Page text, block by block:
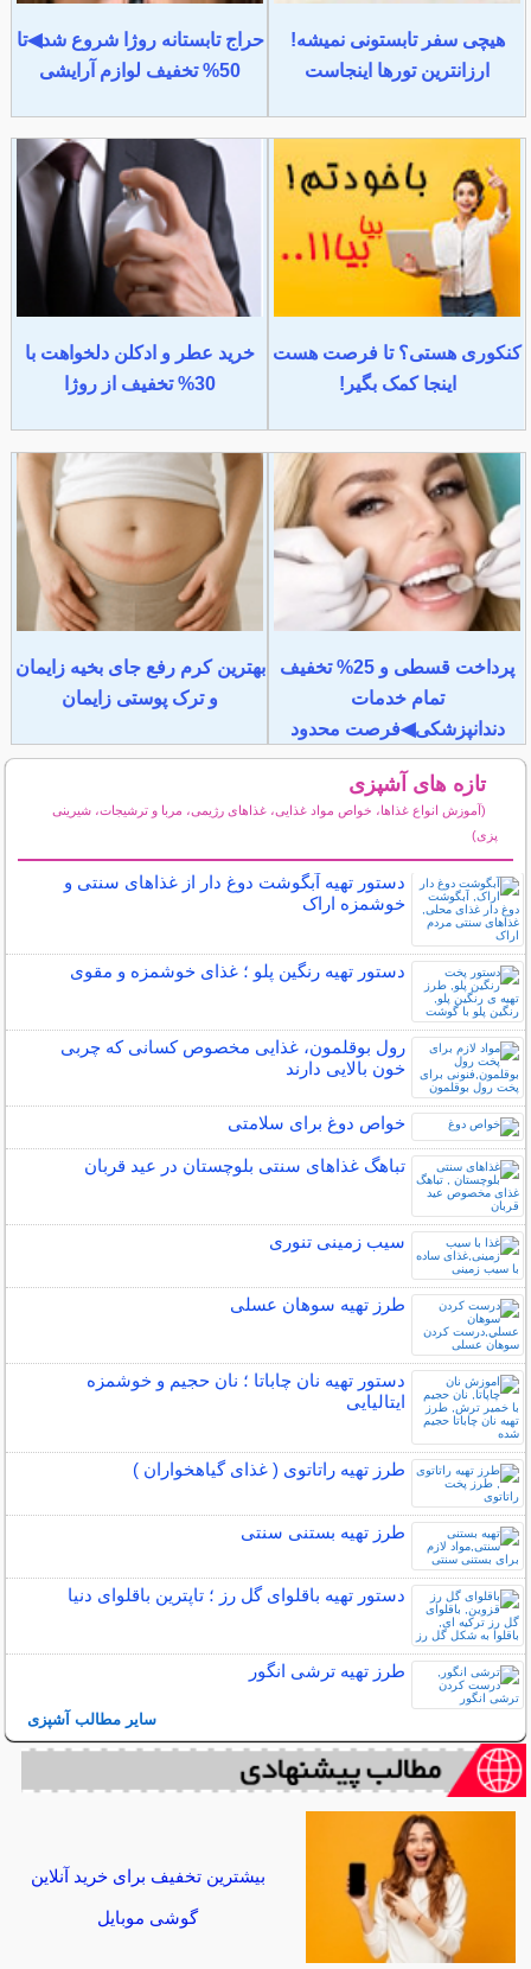
هیچی سفر تابستونی نمیشه!
ارزانترین تورها اینجاست
حراج تابستانه روژا شروع شد◀تا
50% تخفیف لوازم آرایشی
کنکوری هستی؟ تا فرصت هست
اینجا کمک بگیر!
خرید عطر و ادکلن دلخواهت با
30% تخفیف از روژا
پرداخت قسطی و 25% تخفیف
تمام خدمات
دندانپزشکی◀فرصت محدود
بهترین کرم رفع جای بخیه زایمان
و ترک پوستی زایمان
تازه های آشپزی
(آموزش انواع غذاها، خواص مواد غذایی، غذاهای رژیمی، مربا و ترشیجات، شیرینی
پزی)
دستور تهیه آبگوشت دوغ دار از غذاهای سنتی و
خوشمزه اراک
دستور تهیه رنگین پلو ؛ غذای خوشمزه و مقوی
رول بوقلمون، غذایی مخصوص کسانی که چربی
خون بالایی دارند
خواص دوغ برای سلامتی
تباهگ غذاهای سنتی بلوچستان در عید قربان
سیب زمینی تنوری
طرز تهیه سوهان عسلی
دستور تهیه نان چاباتا ؛ نان حجیم و خوشمزه
ایتالیایی
طرز تهیه راتاتوی ( غذای گیاهخواران )
طرز تهیه بستنی سنتی
دستور تهیه باقلوای گل رز ؛ تاپترین باقلوای دنیا
طرز تهیه ترشی انگور
سایر مطالب آشپزی
بیشترین تخفیف برای خرید آنلاین
گوشی موبایل